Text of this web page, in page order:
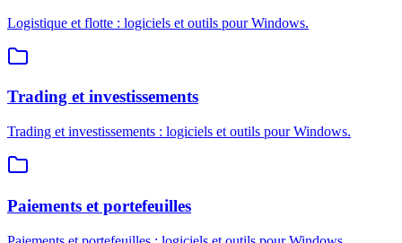
Logistique et flotte : logiciels et outils pour Windows.
Trading et investissements
Trading et investissements : logiciels et outils pour Windows.
Paiements et portefeuilles